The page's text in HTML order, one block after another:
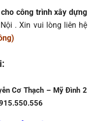
công trình xây dựng
. Xin vui lòng liên hệ
Cơ Thạch – Mỹ Đình 2